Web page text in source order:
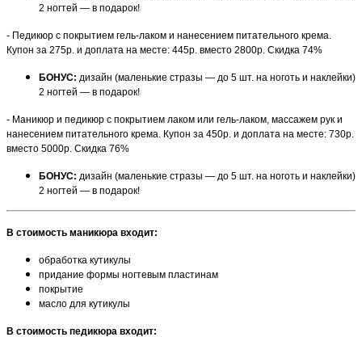
2 ногтей — в подарок!
- Педикюр с покрытием гель-лаком и нанесением питательного крема.
Купон за 275р. и доплата на месте: 445р. вместо 2800р. Скидка 74%
БОНУС: дизайн (маленькие стразы — до 5 шт. на ноготь и наклейки)
2 ногтей — в подарок!
- Маникюр и педикюр с покрытием лаком или гель-лаком, массажем рук и
нанесением питательного крема. Купон за 450р. и доплата на месте: 730р.
вместо 5000р. Скидка 76%
БОНУС: дизайн (маленькие стразы — до 5 шт. на ноготь и наклейки)
2 ногтей — в подарок!
В стоимость маникюра входит:
обработка кутикулы
придание формы ногтевым пластинам
покрытие
масло для кутикулы
В стоимость педикюра входит: